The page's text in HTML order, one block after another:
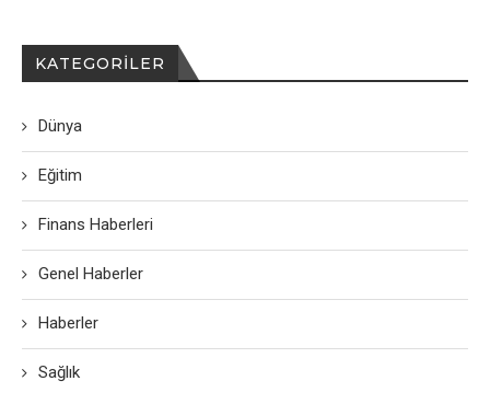
KATEGORILER
Dünya
Eğitim
Finans Haberleri
Genel Haberler
Haberler
Sağlık